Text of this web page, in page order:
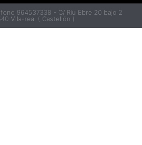
964537338 - C/ Riu Ebre 20 bajo 2
Vila-real ( Castellón )